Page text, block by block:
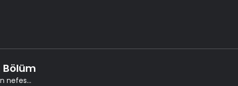
Bölüm
nefes...